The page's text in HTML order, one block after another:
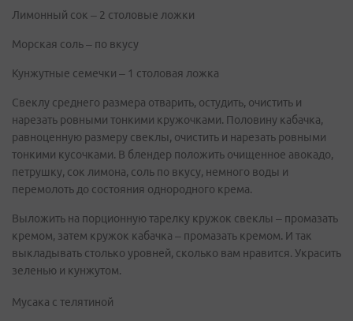
Лимонный сок – 2 столовые ложки
Морская соль – по вкусу
Кунжутные семечки – 1 столовая ложка
Свеклу среднего размера отварить, остудить, очистить и
нарезать ровными тонкими кружочками. Половину кабачка,
равноценную размеру свеклы, очистить и нарезать ровными
тонкими кусочками. В блендер положить очищенное авокадо,
петрушку, сок лимона, соль по вкусу, немного воды и
перемолоть до состояния однородного крема.
Выложить на порционную тарелку кружок свеклы – промазать
кремом, затем кружок кабачка – промазать кремом. И так
выкладывать столько уровней, сколько вам нравится. Украсить
зеленью и кунжутом.
Мусака с телятиной